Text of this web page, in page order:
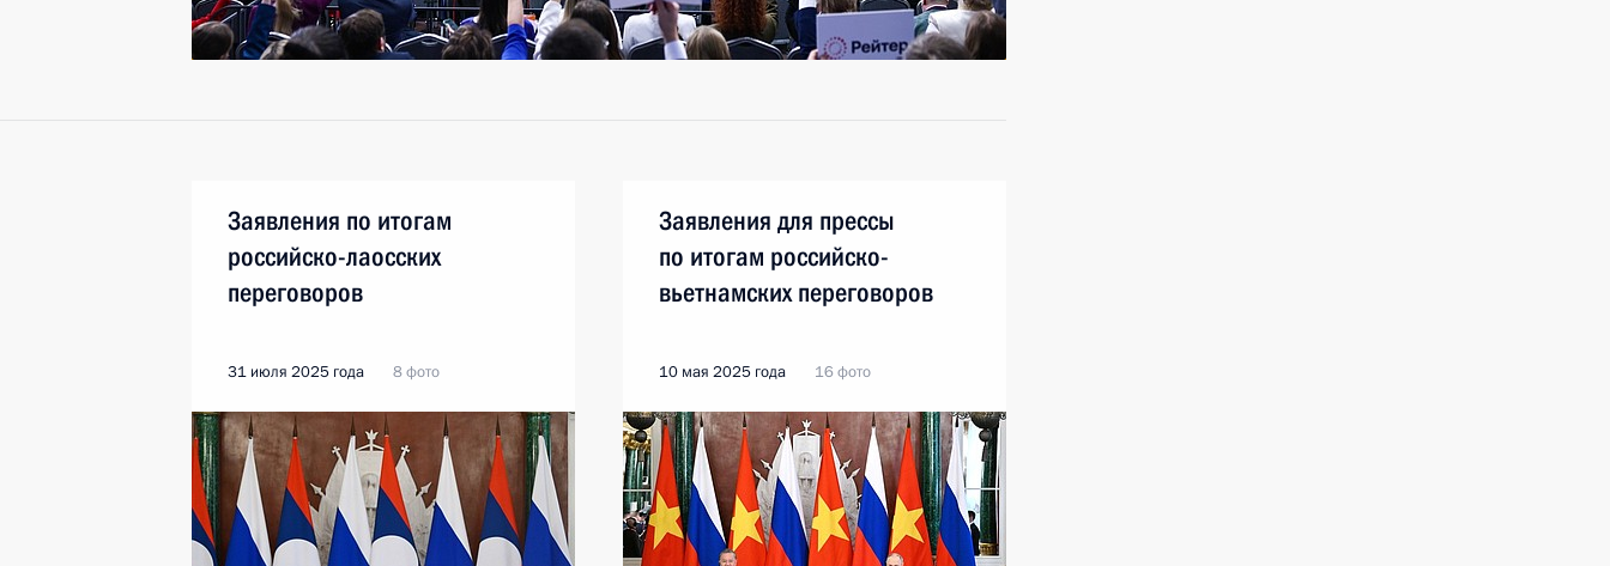
Заявления по итогам
российско-лаосских
переговоров
31 июля 2025 года 8 фото
Заявления для прессы
по итогам российско-
вьетнамских переговоров
10 мая 2025 года 16 фото